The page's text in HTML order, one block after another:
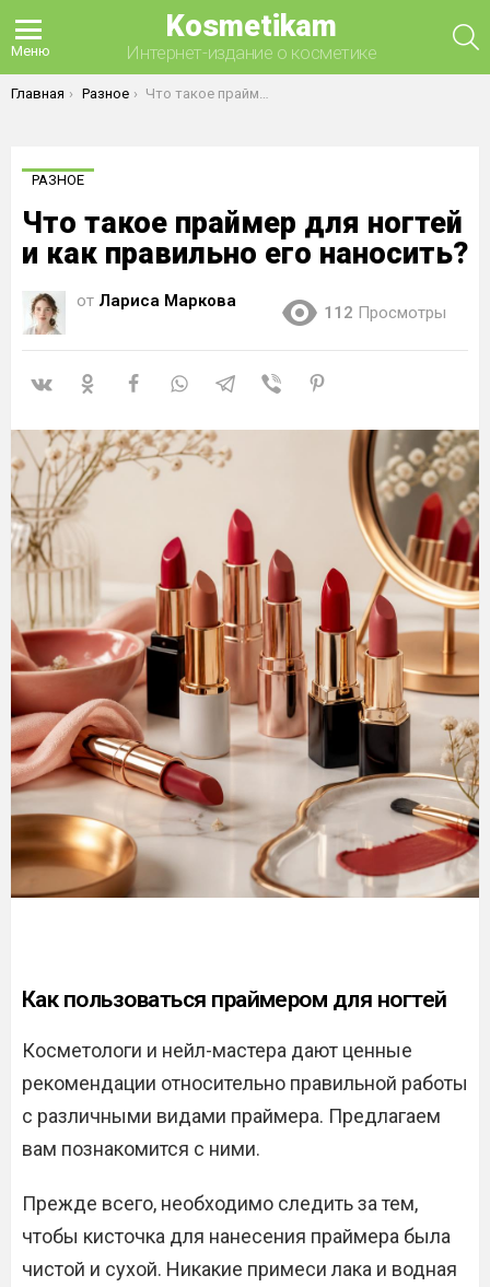
Меню
Kosmetikam
Интернет-издание о косметике
Вы здесь:
Главная Разное Что такое праймер для ногтей и как правильно его наносить?
РАЗНОЕ
Что такое праймер для ногтей
и как правильно его наносить?
от Лариса Маркова
112 Просмотры
Как пользоваться праймером для ногтей
Косметологи и нейл-мастера дают ценные
рекомендации относительно правильной работы
с различными видами праймера. Предлагаем
вам познакомится с ними.
Прежде всего, необходимо следить за тем,
чтобы кисточка для нанесения праймера была
чистой и сухой. Никакие примеси лака и водная